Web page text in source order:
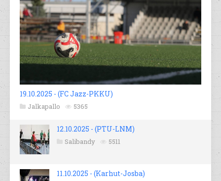
19.10.2025 - (FC Jazz-PKKU)
Jalkapallo 5365
12.10.2025 - (PTU-LNM)
Salibandy 5511
11.10.2025 - (Karhut-Josba)